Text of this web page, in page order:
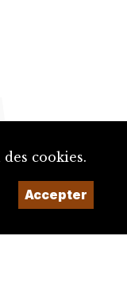
cookies.
Accepter